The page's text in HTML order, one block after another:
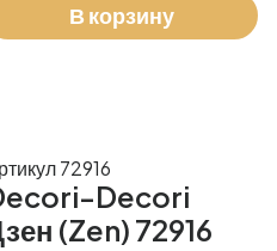
В корзину
Decori
(Zen) 72916
72916